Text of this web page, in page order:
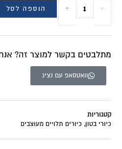
-
+ הוספה לסל
מתלבטים בקשר למוצר זה?
וואטסאפ עם נציג
קטגוריות
כיורי בטון, כיורים תלויים מעוצבים